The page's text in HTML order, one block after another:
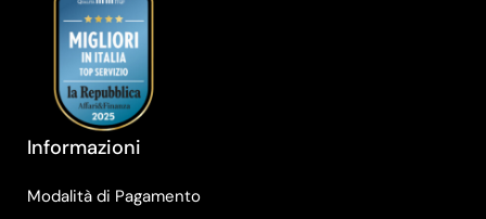
Informazioni
Modalità di Pagamento